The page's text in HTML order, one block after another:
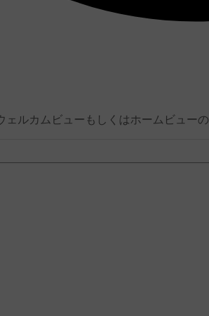
ルカムビューもしくはホームビューの